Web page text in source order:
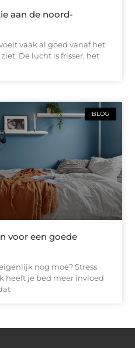
aan de noord-
vaak al goed vanaf het
De lucht is frisser, het
BLOG
voor een goede
nog moe? Stress
heeft je bed meer invloed